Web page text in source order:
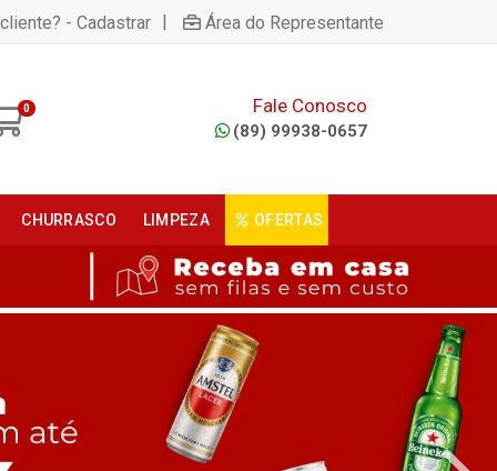
- Cadastrar | Área do Representante
0 Fale Conosco
(89) 99938-0657
CHURRASCO LIMPEZA OFERTAS